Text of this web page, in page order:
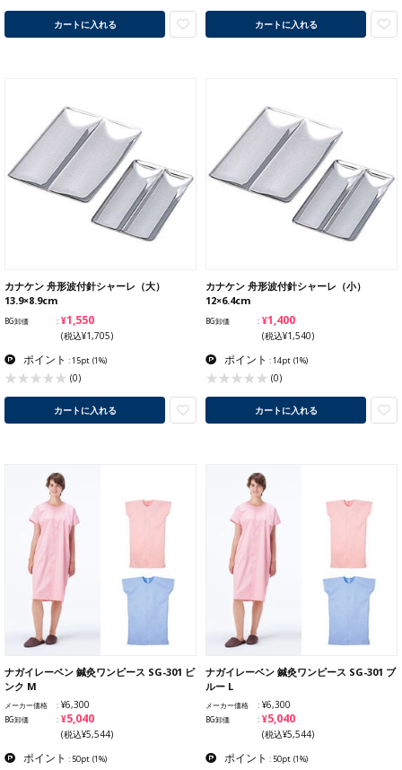
カートに入れる カートに入れる
カナケン 舟形波付針シャーレ（大）
13.9×8.9cm
BG卸価 ¥1,550
(税込¥1,705)
ポイント : 15pt (1%)
(0)
カートに入れる
カナケン 舟形波付針シャーレ（小）
12×6.4cm
BG卸価 ¥1,400
(税込¥1,540)
ポイント : 14pt (1%)
(0)
カートに入れる
ナガイレーベン 鍼灸ワンピース SG-301 ピ
ンク M
メーカー価格 ¥6,300
BG卸価 ¥5,040
(税込¥5,544)
ポイント : 50pt (1%)
ナガイレーベン 鍼灸ワンピース SG-301 ブ
ルー L
メーカー価格 ¥6,300
BG卸価 ¥5,040
(税込¥5,544)
ポイント : 50pt (1%)